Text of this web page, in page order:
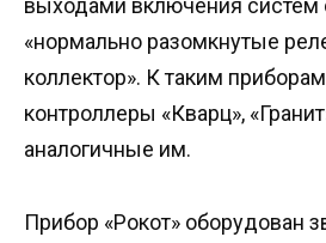
выходами включения систем
«нормально разомкнутые
коллектор». К таким
контроллеры «Кварц»,
аналогичные им.
Прибор «Рокот» оборудован